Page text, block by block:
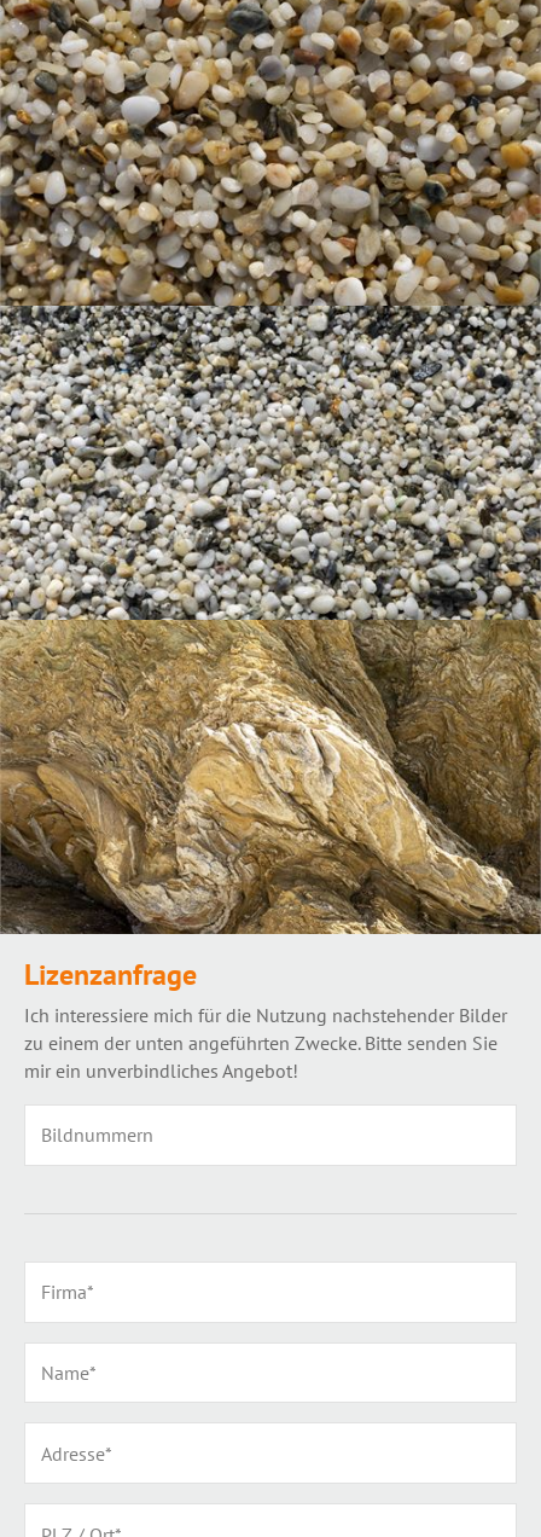
Lizenzanfrage
Ich interessiere mich für die Nutzung nachstehender Bilder
zu einem der unten angeführten Zwecke. Bitte senden Sie
mir ein unverbindliches Angebot!